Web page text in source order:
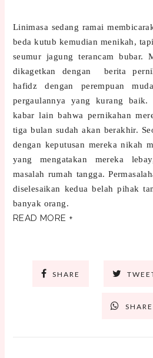
Linimasa sedang ramai
beda kutub kemudian menikah,
seumur jagung terancam bubar.
dikagetkan dengan berita
hafidz dengan perempuan
pergaulannya yang kurang baik.
kabar lain bahwa pernikahan
tiga bulan sudah akan berakhir.
dengan keputusan mereka nikah
yang mengatakan mereka
masalah rumah tangga.
diselesaikan kedua belah pihak
banyak orang.
READ MORE +
SHARE
SHARE